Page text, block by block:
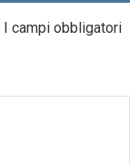
I campi obbligatori